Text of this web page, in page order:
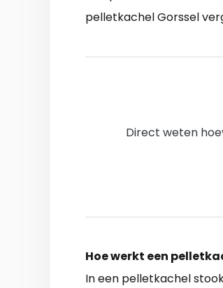
pelletkachel Gorssel
Direct weten
Hoe werkt een
In een pelletkachel